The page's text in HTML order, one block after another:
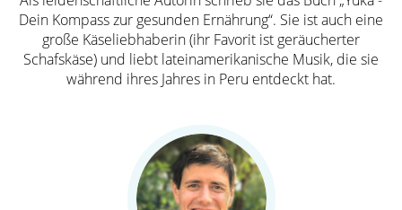
Dein Kompass zur gesunden Ernährung“. Sie ist auch eine
große Käseliebhaberin (ihr Favorit ist geräucherter
Schafskäse) und liebt lateinamerikanische Musik, die sie
während ihres Jahres in Peru entdeckt hat.